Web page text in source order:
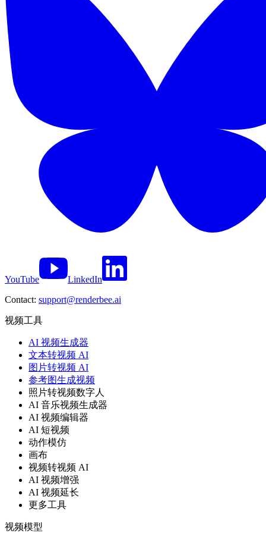
YouTube
LinkedIn
Contact: support@renderbee.ai
视频工具
AI 视频生成器
文本转视频 AI
图片转视频 AI
参考图生成视频
照片转视频数字人
AI 音乐视频生成器
AI 视频编辑器
AI 短视频
动作模仿
画布
视频转视频 AI
AI 视频增强
AI 视频延长
更多工具
视频模型